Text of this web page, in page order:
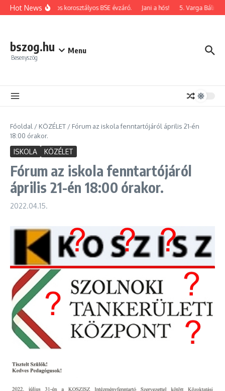
Ugrás a tartalomhoz
Hot News2026-os korosztályos BSE évzáró. Jani a hős! 5. Varga Bálint
bszog.hu
Besenyszög
Menu
Főoldal / KÖZÉLET / Fórum az iskola fenntartójáról április 21-én
18:00 órakor.
ISKOLA KÖZÉLET
Fórum az iskola fenntartójáról
április 21-én 18:00 órakor.
2022.04.15.